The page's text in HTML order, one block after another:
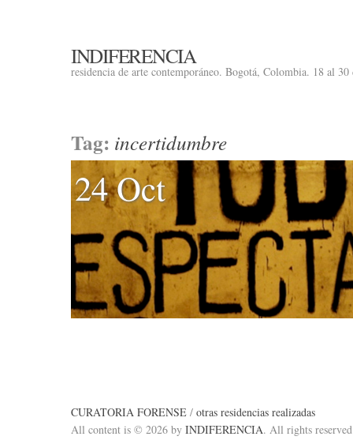
INDIFERENCIA
residencia de arte contemporáneo. Bogotá, Colombia. 18 al 30
Tag: incertidumbre
24 Oct
CURATORIA FORENSE / otras residencias realizadas
All content is © 2026 by INDIFERENCIA. All rights